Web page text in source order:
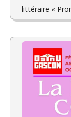
littéraire «